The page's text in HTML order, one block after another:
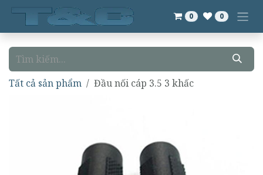
Bỏ qua để đến Nội dung
0 0
Tất cả sản phẩm Đầu nối cáp 3.5 3 khấc